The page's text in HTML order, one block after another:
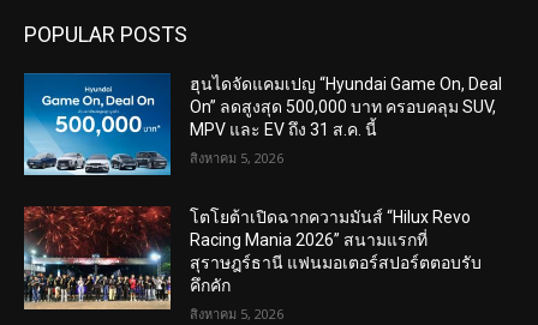
POPULAR POSTS
ฮุนไดจัดแคมเปญ “Hyundai Game On, Deal
On” ลดสูงสุด 500,000 บาท ครอบคลุม SUV,
MPV และ EV ถึง 31 ส.ค. นี้
สิงหาคม 5, 2026
โตโยต้าเปิดฉากความมันส์ “Hilux Revo
Racing Mania 2026” สนามแรกที่
สุราษฎร์ธานี แฟนมอเตอร์สปอร์ตตอบรับ
คึกคัก
สิงหาคม 5, 2026